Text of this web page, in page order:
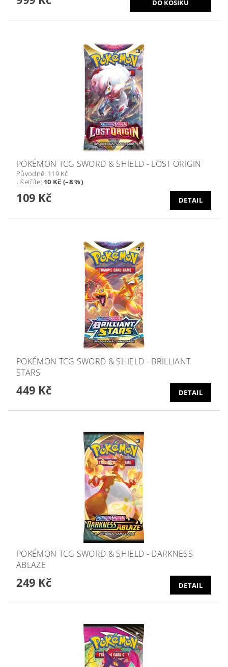
POKÉMON TCG SWORD & SHIELD - LOST ORIGIN
Původně: 119 Kč
Ušetříte: 10 Kč (–8 %)
109 Kč DETAIL
POKÉMON TCG SWORD & SHIELD - BRILLIANT
STARS
449 Kč DETAIL
POKÉMON TCG SWORD & SHIELD - DARKNESS
ABLAZE
249 Kč DETAIL